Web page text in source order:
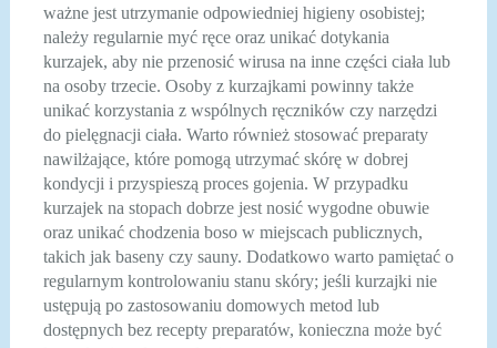
ważne jest utrzymanie odpowiedniej higieny osobistej;
należy regularnie myć ręce oraz unikać dotykania
kurzajek, aby nie przenosić wirusa na inne części ciała lub
na osoby trzecie. Osoby z kurzajkami powinny także
unikać korzystania z wspólnych ręczników czy narzędzi
do pielęgnacji ciała. Warto również stosować preparaty
nawilżające, które pomogą utrzymać skórę w dobrej
kondycji i przyspieszą proces gojenia. W przypadku
kurzajek na stopach dobrze jest nosić wygodne obuwie
oraz unikać chodzenia boso w miejscach publicznych,
takich jak baseny czy sauny. Dodatkowo warto pamiętać o
regularnym kontrolowaniu stanu skóry; jeśli kurzajki nie
ustępują po zastosowaniu domowych metod lub
dostępnych bez recepty preparatów, konieczna może być